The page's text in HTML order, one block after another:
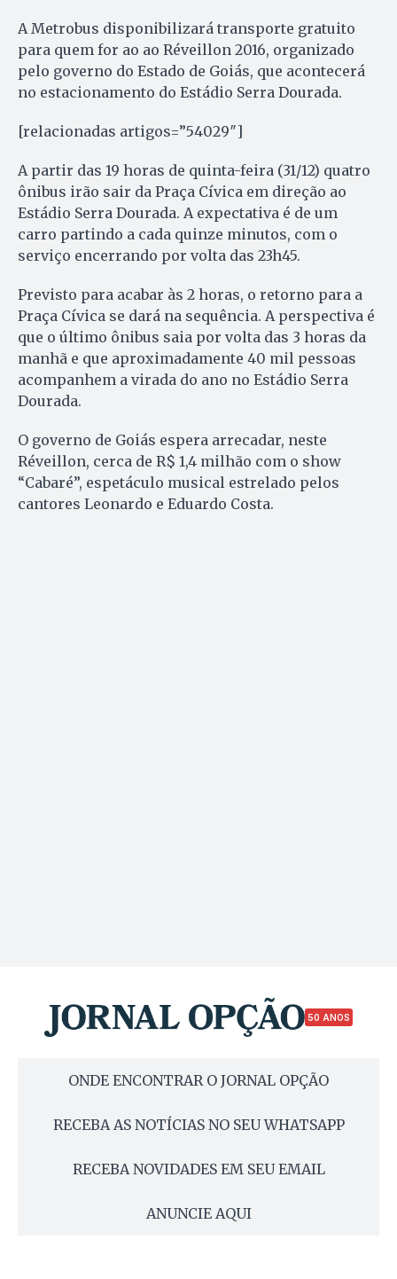
A Metrobus disponibilizará transporte gratuito
para quem for ao ao Réveillon 2016, organizado
pelo governo do Estado de Goiás, que acontecerá
no estacionamento do Estádio Serra Dourada.
[relacionadas artigos=”54029″]
A partir das 19 horas de quinta-feira (31/12) quatro
ônibus irão sair da Praça Cívica em direção ao
Estádio Serra Dourada. A expectativa é de um
carro partindo a cada quinze minutos, com o
serviço encerrando por volta das 23h45.
Previsto para acabar às 2 horas, o retorno para a
Praça Cívica se dará na sequência. A perspectiva é
que o último ônibus saia por volta das 3 horas da
manhã e que aproximadamente 40 mil pessoas
acompanhem a virada do ano no Estádio Serra
Dourada.
O governo de Goiás espera arrecadar, neste
Réveillon, cerca de R$ 1,4 milhão com o show
“Cabaré”, espetáculo musical estrelado pelos
cantores Leonardo e Eduardo Costa.
50 ANOS
ONDE ENCONTRAR O JORNAL OPÇÃO
RECEBA AS NOTÍCIAS NO SEU WHATSAPP
RECEBA NOVIDADES EM SEU EMAIL
ANUNCIE AQUI